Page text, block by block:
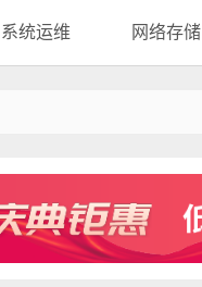
系统运维 网络存储